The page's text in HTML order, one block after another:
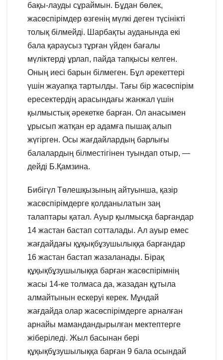
бақы-лауды сұраймын. Бұдан бөлек,
жасөспірімдер өзгенің мүлкі деген түсінікті
толық білмейді. Шарбақты ауданында екі
бала қараусыз тұрған үйден бағалы
мүліктерді ұрлап, пайда тапқысы келген.
Оның иесі барын білмеген. Бұл әрекеттері
үшін жауапқа тартылды. Тағы бір жасөспірім
ересектердің арасындағы жанжал үшін
қылмыстық әрекетке барған. Ол анасымен
ұрысып жатқан ер адамға пышақ алып
жүгірген. Осы жағдайлардың барлығы
балалардың білместігінен туындап отыр, —
дейді Б.Қамзина.
Бибігүл Төлешқызының айтуынша, қазір
жасөспірімдерге қолданылатын заң
талаптары қатал. Ауыр қылмысқа барғандар
14 жастан бастап сотталады. Ал ауыр емес
жағдайдағы құқықбұзушылыққа барғандар
16 жастан бастап жазаланады. Бірақ
құқықбұзушылыққа барған жасөспірімнің
жасы 14-ке толмаса да, жазадан құтыла
алмайтынын ескеруі керек. Мұндай
жағдайда олар жасөспірімдерге арналған
арнайы мамандандырылған мектептерге
жіберіледі. Жыл басынан бері
құқықбұзушылыққа барған 9 бала осындай